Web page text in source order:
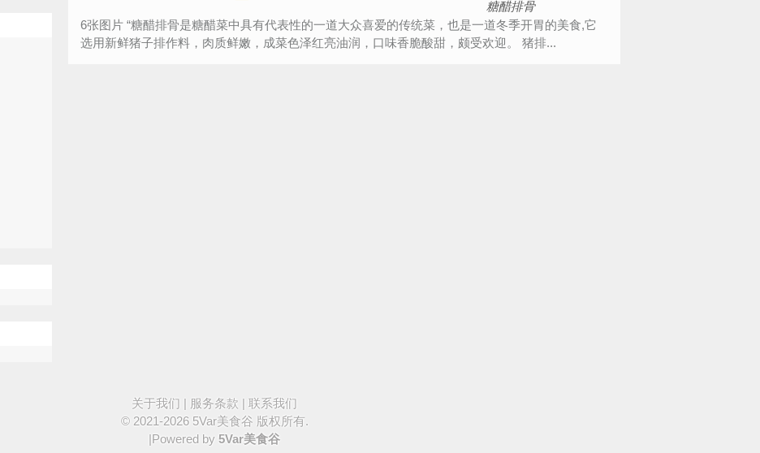
6张图片 “糖醋排骨是糖醋菜中具有代表性的一道大众喜爱的传统菜，也是一道冬季开胃的美食,它
选用新鲜猪子排作料，肉质鲜嫩，成菜色泽红亮油润，口味香脆酸甜，颇受欢迎。 猪排...
关于我们 | 服务条款 | 联系我们
© 2021-2026 5Var美食谷 版权所有.
|Powered by 5Var美食谷